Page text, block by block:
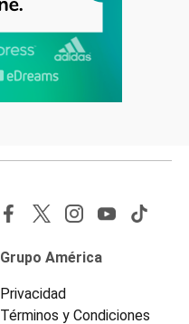
Grupo América
Privacidad
Términos y Condiciones